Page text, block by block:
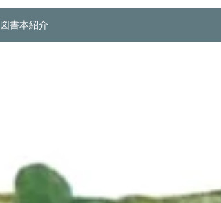
図書本紹介